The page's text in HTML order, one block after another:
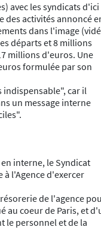
avec les syndicats d'ici
activités annoncé
dans l'image
départs et 8 millions
millions d'euros. Une
formulée par son
car il
un message interne
interne, le Syndicat
l'Agence d'exercer
de l'agence
au coeur de Paris, et
le personnel et de la